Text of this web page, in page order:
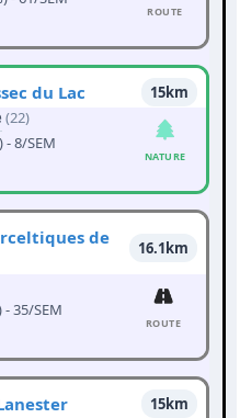
ROUTE
du Lac
15km
(22)
- 8/SEM
NATURE
de
16.1km
35/SEM
ROUTE
15km